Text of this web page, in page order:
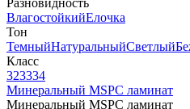
Разновидность
ВлагостойкийЕлочка
Тон
ТемныйНатуральныйСветлый
Класс
323334
Минеральный MSPC ламинат
Минеральный MSPC ламинат